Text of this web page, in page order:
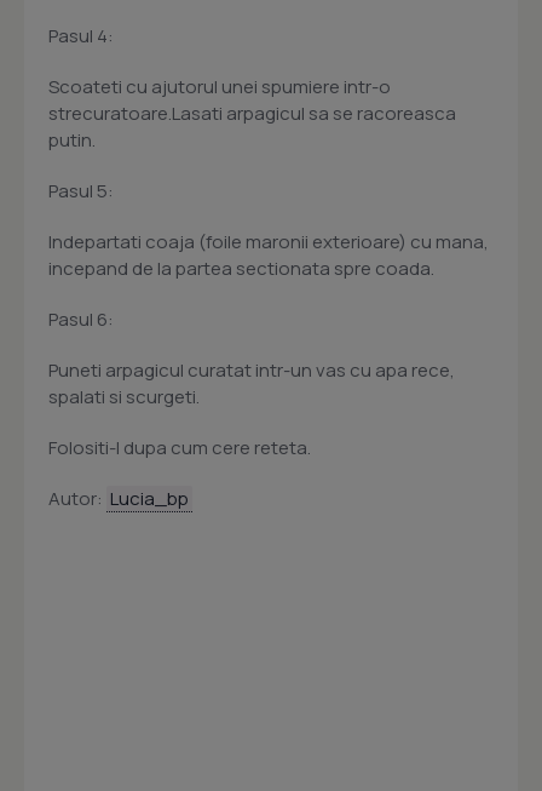
Pasul 4:
Scoateti cu ajutorul unei spumiere intr-o
strecuratoare.Lasati arpagicul sa se racoreasca
putin.
Pasul 5:
Indepartati coaja (foile maronii exterioare) cu mana,
incepand de la partea sectionata spre coada.
Pasul 6:
Puneti arpagicul curatat intr-un vas cu apa rece,
spalati si scurgeti.
Folositi-l dupa cum cere reteta.
Autor: Lucia_bp